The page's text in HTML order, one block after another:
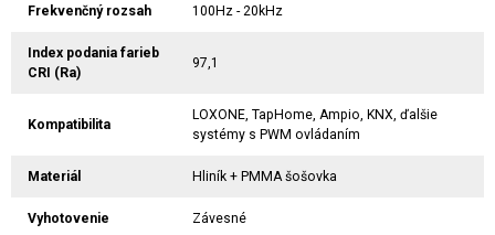
Frekvenčný rozsah 100Hz - 20kHz
Index podania farieb
CRI (Ra)
97,1
Kompatibilita
LOXONE, TapHome, Ampio, KNX, ďalšie
systémy s PWM ovládaním
Materiál Hliník + PMMA šošovka
Vyhotovenie Závesné